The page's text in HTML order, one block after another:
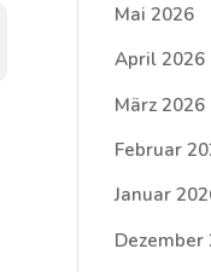
Mai 2026
April 2026
März 2026
Februar
Januar
Dezember